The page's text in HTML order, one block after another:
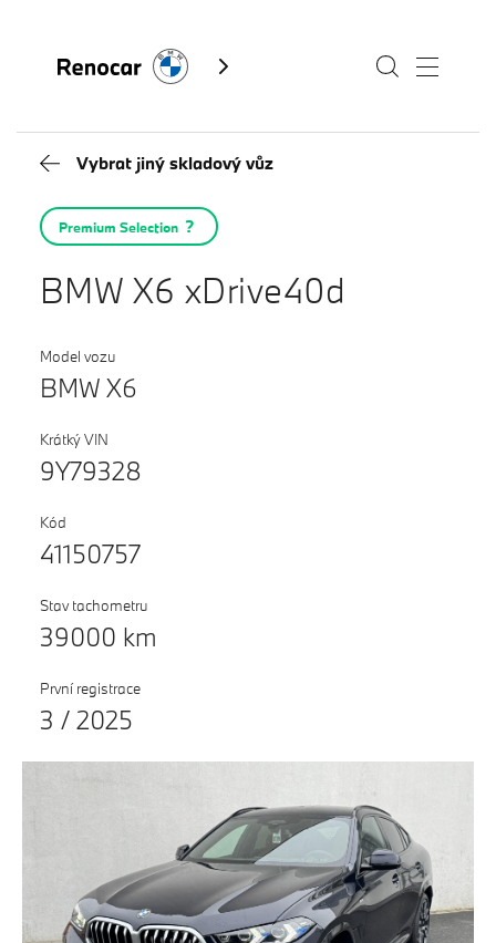
Modely
Servis
Služby
Akční nabídky BMW
Výkup vozů
BMW Premium Selection
Testovací jízda
Finanční služby
Pojištění
M Performance
Kontakty BMW
Fan e-shop
Vybrat jiný skladový vůz
Premium Selection
BMW X6 xDrive40d
Model vozu
BMW X6
Krátký VIN
9Y79328
Kód
41150757
Stav tachometru
39000 km
První registrace
3 / 2025